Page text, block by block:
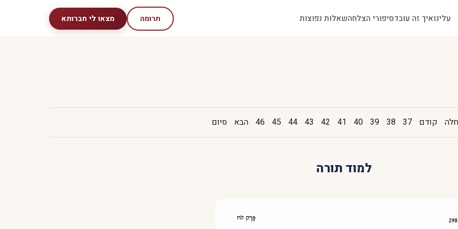
עלינואיך זה עובדסיפורי הצלחהשאלות נפוצות תרומה מצאו לי חברותא
קודם 37
38
39
40
41
42
43
44
45
46 הבא סיום
למוד תורה